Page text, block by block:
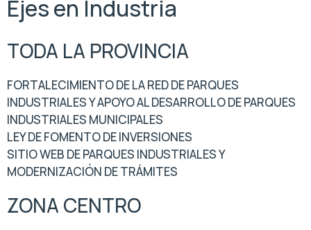
Ejes en Industria
TODA LA PROVINCIA
FORTALECIMIENTO DE LA RED DE PARQUES
INDUSTRIALES Y APOYO AL DESARROLLO DE PARQUES
INDUSTRIALES MUNICIPALES
LEY DE FOMENTO DE INVERSIONES
SITIO WEB DE PARQUES INDUSTRIALES Y
MODERNIZACIÓN DE TRÁMITES
ZONA CENTRO